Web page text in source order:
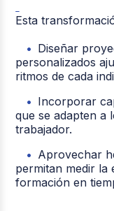
Esta
Diseñar
personalizados
ritmos de cada
Incorporar
que se adapten a
trabajador.
Aprovechar
permitan medir la
formación en